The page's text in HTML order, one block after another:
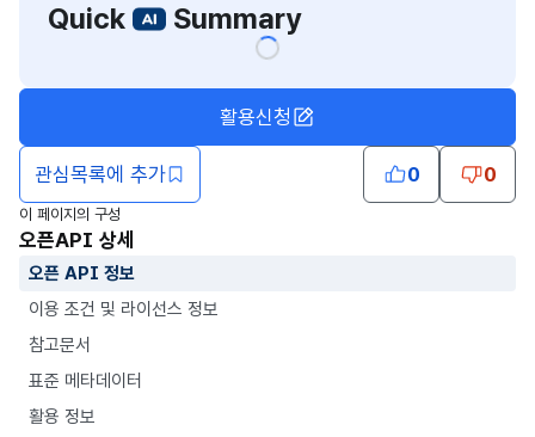
Quick
Summary
관심목록에 추가
활용신청
0 0
이 페이지의 구성
오픈API 상세
오픈 API 정보
이용 조건 및 라이선스 정보
참고문서
표준 메타데이터
활용 정보